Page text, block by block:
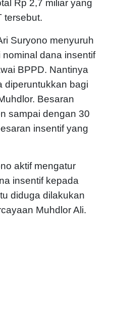
Rp 2,7 miliar yang
tersebut.
Suryono menyuruh
dana insentif
BPPD. Nantinya
diperuntukkan bagi
Besaran
sampai dengan 30
insentif yang
aktif mengatur
insentif kepada
diduga dilakukan
Muhdlor Ali.